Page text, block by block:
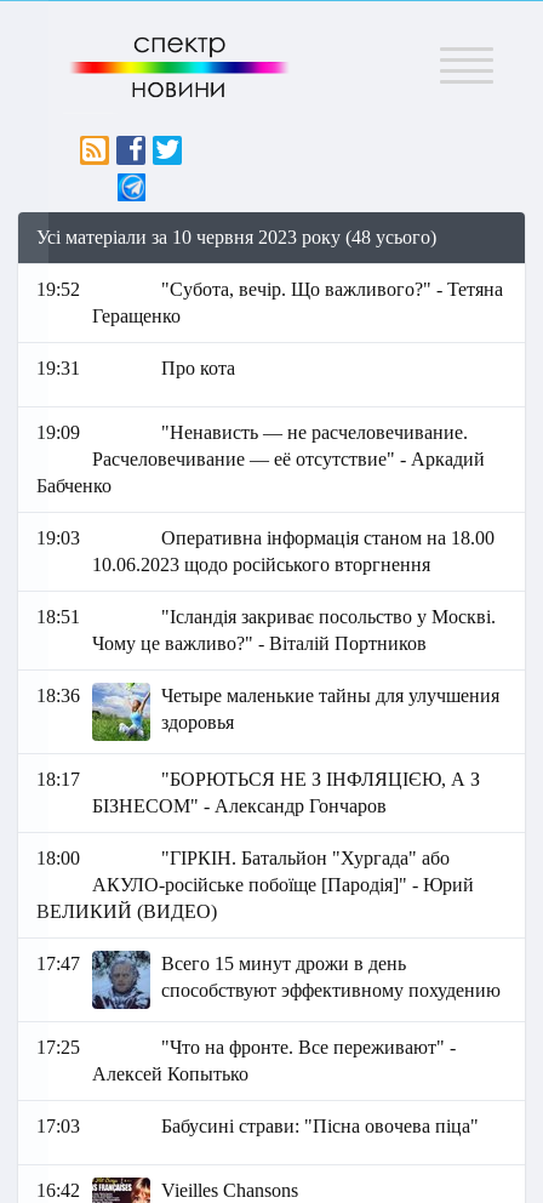
Меню
Усі матеріали за 10 червня 2023 року (48 усього)
19:52
"Субота, вечір. Що важливого?" - Тетяна
Геращенко
19:31 Про кота
19:09
"Ненависть — не расчеловечивание.
Расчеловечивание — её отсутствие" - Аркадий
Бабченко
19:03
Оперативна інформація станом на 18.00
10.06.2023 щодо російського вторгнення
18:51
"Ісландія закриває посольство у Москві.
Чому це важливо?" - Віталій Портников
18:36
Четыре маленькие тайны для улучшения
здоровья
18:17
"БОРЮТЬСЯ НЕ З ІНФЛЯЦІЄЮ, А З
БІЗНЕСОМ" - Александр Гончаров
18:00
"ГІРКІН. Батальйон "Хургада" або
АКУЛО-російське побоїще [Пародія]" - Юрий
ВЕЛИКИЙ (ВИДЕО)
17:47
Всего 15 минут дрожи в день
способствуют эффективному похудению‍
17:25
"Что на фронте. Все переживают" -
Алексей Копытько
17:03 Бабусині страви: "Пісна овочева піца"
16:42 Vieilles Chansons